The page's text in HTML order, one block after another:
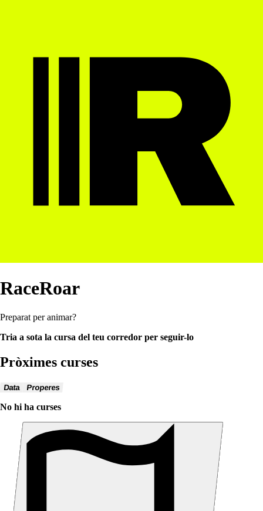
RaceRoar
Preparat per animar?
Tria a sota la cursa del teu corredor per seguir-lo
Pròximes curses
Data Properes
No hi ha curses